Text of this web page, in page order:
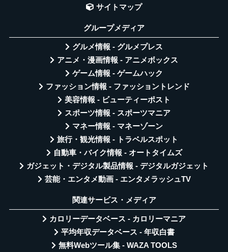
サイトマップ
グループメディア
グルメ情報 - グルメプレス
アニメ・漫画情報 - アニメボックス
ゲーム情報 - ゲームハック
ファッション情報 - ファッショントレンド
美容情報 - ビューティーポスト
スポーツ情報 - スポーツマニア
マネー情報 - マネーゾーン
旅行・観光情報 - トラベルスポット
自動車・バイク情報 - オートタイムズ
ガジェット・デジタル製品情報 - デジタルガジェット
芸能・エンタメ動画 - エンタメラッシュTV
関連サービス・メディア
カロリーデータベース - カロリーマニア
平均年収データベース - 年収白書
無料Webツール集 - WAZA TOOLS